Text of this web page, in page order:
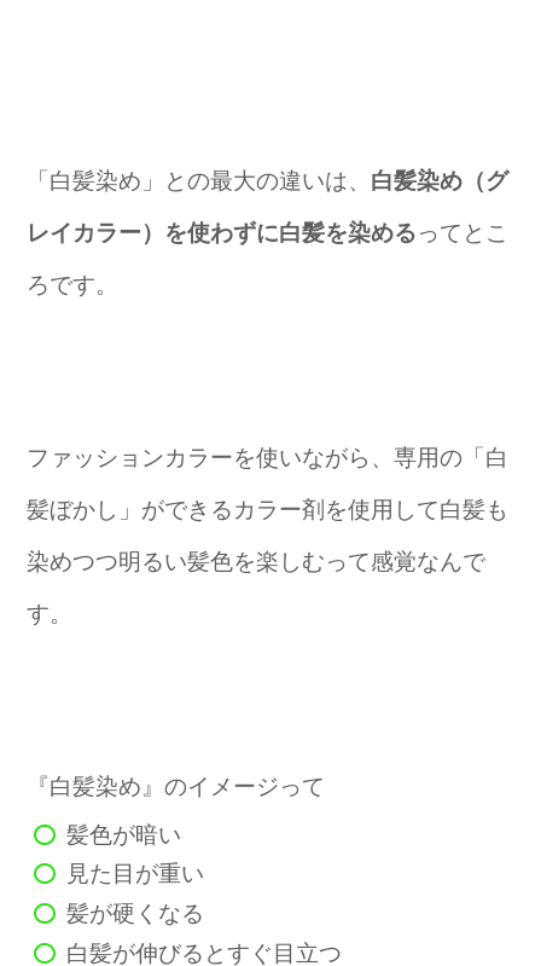
「白髪染め」との最大の違いは、 白髪染め（グ
レイカラー）を使わずに白髪を染めるってとこ
ろです。
ファッションカラーを使いながら、専用の「白
髪ぼかし」ができるカラー剤を使用して白髪も
染めつつ明るい髪色を楽しむって感覚なんで
す。
『白髪染め』のイメージって
髪色が暗い
見た目が重い
髪が硬くなる
白髪が伸びるとすぐ目立つ